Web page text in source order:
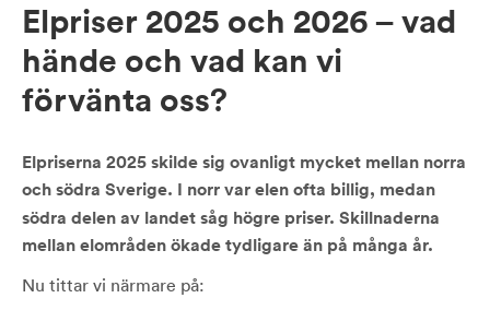
Elpriser 2025 och 2026 – vad
hände och vad kan vi
förvänta oss?
Elpriserna 2025 skilde sig ovanligt mycket mellan norra
och södra Sverige. I norr var elen ofta billig, medan
södra delen av landet såg högre priser. Skillnaderna
mellan elområden ökade tydligare än på många år.
Nu tittar vi närmare på: